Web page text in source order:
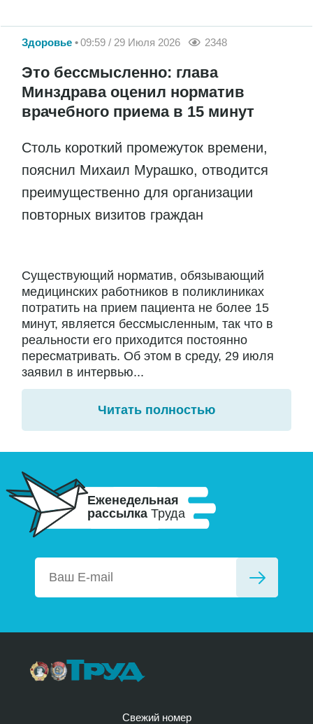
Здоровье 09:59 / 29 Июля 2026 2348
Это бессмысленно: глава
Минздрава оценил норматив
врачебного приема в 15 минут
Столь короткий промежуток времени,
пояснил Михаил Мурашко, отводится
преимущественно для организации
повторных визитов граждан
Существующий норматив, обязывающий
медицинских работников в поликлиниках
потратить на прием пациента не более 15
минут, является бессмысленным, так что в
реальности его приходится постоянно
пересматривать. Об этом в среду, 29 июля
заявил в интервью...
Читать полностью
Еженедельная
рассылка Труда
Свежий номер